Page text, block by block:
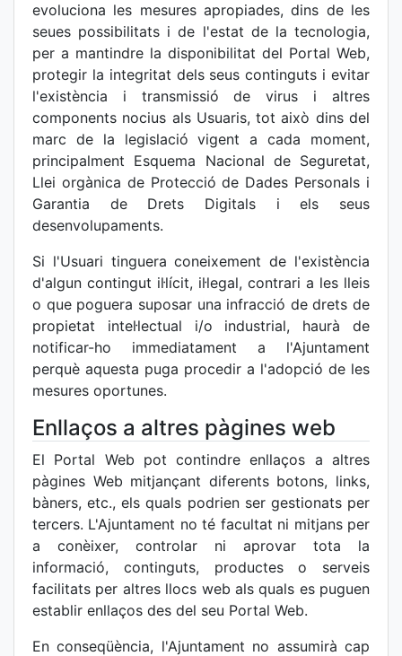
evoluciona les mesures apropiades, dins de les
seues possibilitats i de l'estat de la tecnologia,
per a mantindre la disponibilitat del Portal Web,
protegir la integritat dels seus continguts i evitar
l'existència i transmissió de virus i altres
components nocius als Usuaris, tot això dins del
marc de la legislació vigent a cada moment,
principalment Esquema Nacional de Seguretat,
Llei orgànica de Protecció de Dades Personals i
Garantia de Drets Digitals i els seus
desenvolupaments.
Si l'Usuari tinguera coneixement de l'existència
d'algun contingut il·lícit, il·legal, contrari a les lleis
o que poguera suposar una infracció de drets de
propietat intel·lectual i/o industrial, haurà de
notificar-ho immediatament a l'Ajuntament
perquè aquesta puga procedir a l'adopció de les
mesures oportunes.
Enllaços a altres pàgines web
El Portal Web pot contindre enllaços a altres
pàgines Web mitjançant diferents botons, links,
bàners, etc., els quals podrien ser gestionats per
tercers. L'Ajuntament no té facultat ni mitjans per
a conèixer, controlar ni aprovar tota la
informació, continguts, productes o serveis
facilitats per altres llocs web als quals es puguen
establir enllaços des del seu Portal Web.
En conseqüència, l'Ajuntament no assumirà cap